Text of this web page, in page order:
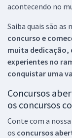
acontecendo no
Saiba quais são
concurso e
muita dedicação,
experientes no
conquistar uma
Concursos
os concursos
Conte com a
os concursos